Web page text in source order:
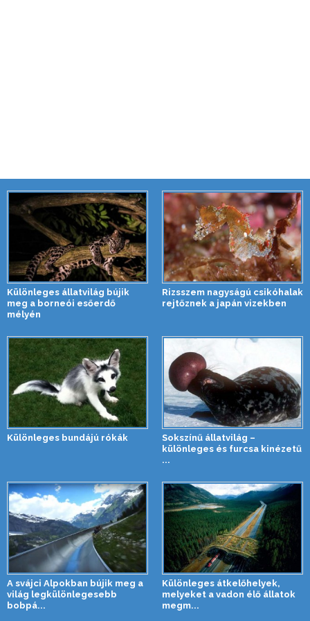
Különleges állatvilág bújik
meg a borneói esőerdő
mélyén
Rizsszem nagyságú csikóhalak
rejtőznek a japán vizekben
Különleges bundájú rókák
Sokszínű állatvilág –
különleges és furcsa kinézetű
...
A svájci Alpokban bújik meg a
világ legkülönlegesebb
bobpá...
Különleges átkelőhelyek,
melyeket a vadon élő állatok
megm...